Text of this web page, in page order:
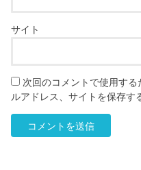
サイト
次回のコメントで使用す
ルアドレス、サイトを保存す